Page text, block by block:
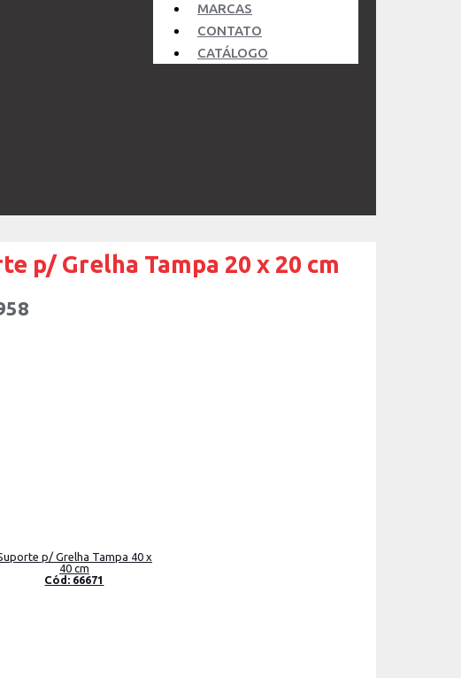
MARCAS
CONTATO
CATÁLOGO
p/ Grelha Tampa 20 x 20 cm
p/ Grelha Tampa 40 x
40 cm
Cód: 66671